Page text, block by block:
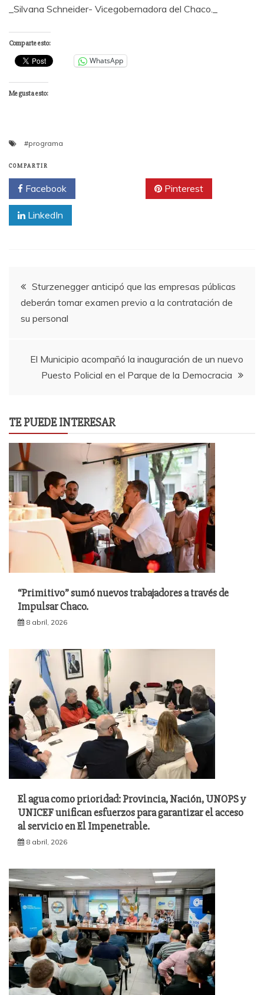
_Silvana Schneider- Vicegobernadora del Chaco._
Comparte esto:
WhatsApp
Me gusta esto:
#programa
COMPARTIR
Facebook Pinterest
LinkedIn
Navegación
de
Sturzenegger anticipó que las empresas públicas
deberán tomar examen previo a la contratación de
su personal
El Municipio acompañó la inauguración de un nuevo
Puesto Policial en el Parque de la Democracia
TE PUEDE INTERESAR
“Primitivo” sumó nuevos trabajadores a través de
Impulsar Chaco.
8 abril, 2026
El agua como prioridad: Provincia, Nación, UNOPS y
UNICEF unifican esfuerzos para garantizar el acceso
al servicio en El Impenetrable.
8 abril, 2026